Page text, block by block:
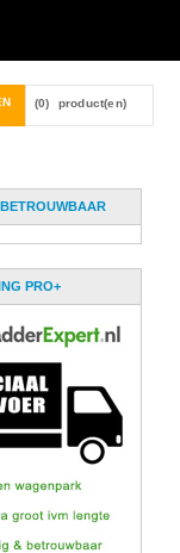
(0) product(en)
PRO+